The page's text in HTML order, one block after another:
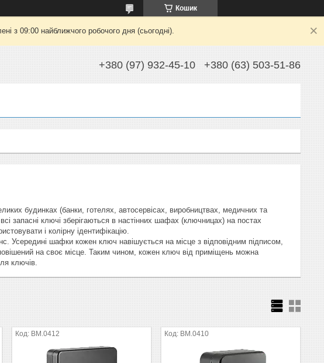
Кошик
з 09:00 найближчого робочого дня (сьогодні).
+380 (97) 932-45-10 +380 (63) 503-51-86
будинках (банки, готелях, автосервісах, виробництвах, медичних та
запасні ключі зберігаються в настінних шафах (ключницах) на постах
і колірну ідентифікацію.
Усередині шафки кожен ключ навішується на місце з відповідним підписом,
на своє місце. Таким чином, кожен ключ від приміщень можна
ключів.
BM.0412 BM.0410